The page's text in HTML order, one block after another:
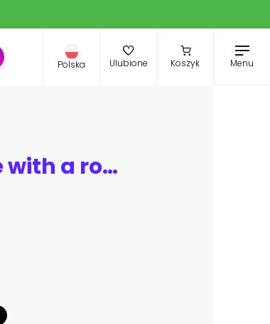
Polska Ulubione Koszyk Menu
Girl on a bicycle with a romantic butterflies